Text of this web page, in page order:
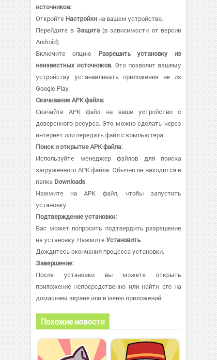
источников:
Откройте Настройки на вашем устройстве.
Перейдите в Защита(в зависимости от версии
Android).
Включите опцию Разрешить установку из
неизвестных источников. Это позволит вашему
устройству устанавливать приложения не из
Google Play.
Скачивание APK файла:
Скачайте APK файл на ваше устройство с
доверенного ресурса. Это можно сделать через
интернет или передать файл с компьютера.
Поиск и открытие APK файла:
Используйте менеджер файлов для поиска
загруженного APK файла. Обычно он находится в
папке Downloads.
Нажмите на APK файл, чтобы запустить
установку.
Подтверждение установки:
Вас может попросить подтвердить разрешение
на установку. НажмитеУстановить.
Дождитесь окончания процесса установки.
Завершение:
После установки вы можете открыть
приложение непосредственно или найти его на
домашнем экране или в меню приложений.
Похожие новости